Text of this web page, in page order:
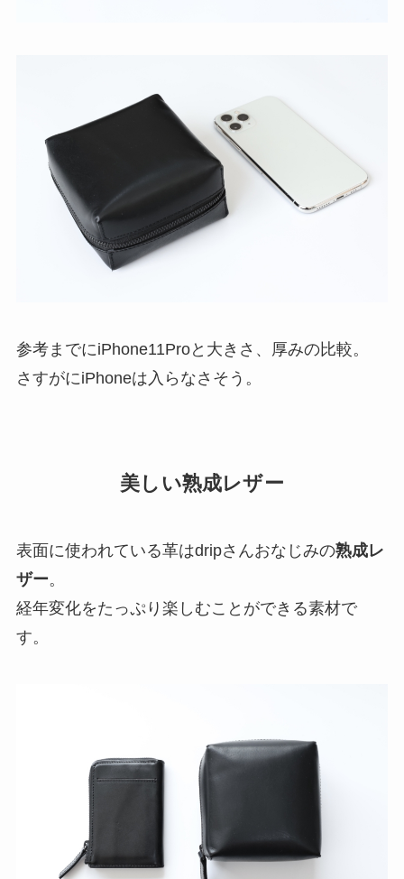
参考までにiPhone11Proと大きさ、厚みの比較。
さすがにiPhoneは入らなさそう。
美しい熟成レザー
表面に使われている革はdripさんおなじみの熟成レ
ザー。
経年変化をたっぷり楽しむことができる素材で
す。